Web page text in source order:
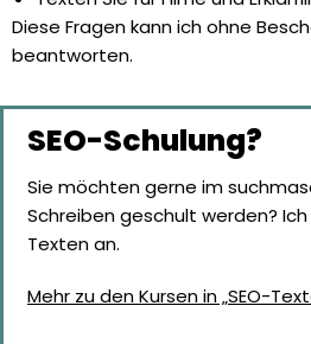
Diese Fragen kann ich ohne
beantworten.
SEO-Schulung?
Sie möchten gerne im
Schreiben geschult werden?
Texten an.
Mehr zu den Kursen in „SEO-